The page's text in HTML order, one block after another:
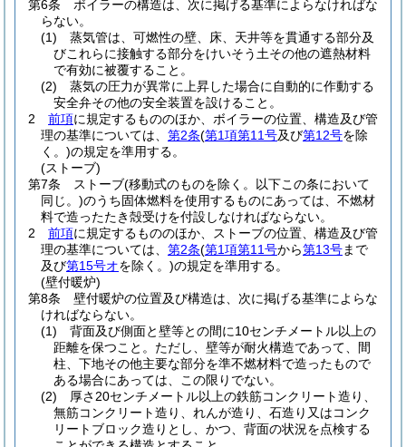
第6条
ボイラーの構造は、次に掲げる基準によらなければな
らない。
(1)
蒸気管は、可燃性の壁、床、天井等を貫通する部分及
びこれらに接触する部分をけいそう土その他の遮熱材料
で有効に被覆すること。
(2)
蒸気の圧力が異常に上昇した場合に自動的に作動する
安全弁その他の安全装置を設けること。
2
前項に規定するもののほか、ボイラーの位置、構造及び管
理の基準については、 第2条(第1項第11号及び第12号を除
く。)の規定を準用する。
(ストーブ)
第7条
ストーブ(移動式のものを除く。以下この条において
同じ。)のうち固体燃料を使用するものにあっては、不燃材
料で造ったたき殻受けを付設しなければならない。
2
前項に規定するもののほか、ストーブの位置、構造及び管
理の基準については、 第2条(第1項第11号から第13号まで
及び第15号オを除く。)の規定を準用する。
(壁付暖炉)
第8条
壁付暖炉の位置及び構造は、次に掲げる基準によらな
ければならない。
(1)
背面及び側面と壁等との間に10センチメートル以上の
距離を保つこと。 ただし、壁等が耐火構造であって、間
柱、下地その他主要な部分を準不燃材料で造ったもので
ある場合にあっては、この限りでない。
(2)
厚さ20センチメートル以上の鉄筋コンクリート造り、
無筋コンクリート造り、れんが造り、石造り又はコンク
リートブロック造りとし、かつ、背面の状況を点検する